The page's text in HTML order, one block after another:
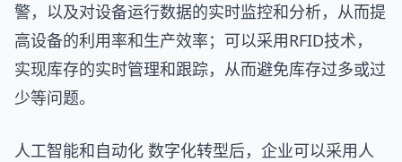
警，以及对设备运行数据的实时监控和分析，从而提
高设备的利用率和生产效率；可以采用RFID技术，
实现库存的实时管理和跟踪，从而避免库存过多或过
少等问题。
人工智能和自动化 数字化转型后，企业可以采用人